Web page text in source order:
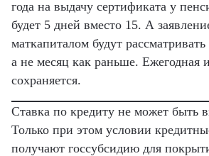
года на выдачу сертификата у
будет 5 дней вместо 15. А
маткапиталом будут
а не месяц как раньше. Ежегодная
сохраняется.
Ставка по кредиту не может быть
Только при этом условии
получают госсубсидию для